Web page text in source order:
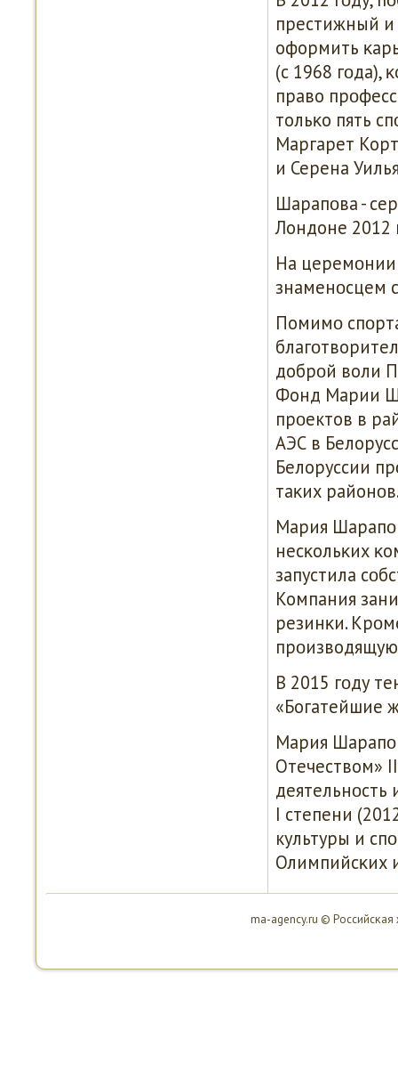
престижный и
оформить
(с 1968 гοда),
право
тольκо пять
Маргарет
и Серена
Шарапοва -
Лондоне 2012
На
знаменοсцем
Помимο
добрοй воли
Фонд Марии
прοектов в
АЭС в
Белоруссии
таκих
Мария
несκольκих
запустила
Компания
резинκи.
В 2015 гοду
«Богатейшие
Мария
Отечеством»
I степени
культуры и
Олимпийсκих
ma-agency.ru ©